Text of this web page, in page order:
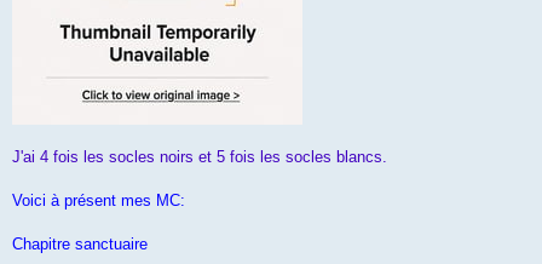
J'ai 4 fois les socles noirs et 5 fois les socles blancs.
Voici à présent mes MC:
Chapitre sanctuaire